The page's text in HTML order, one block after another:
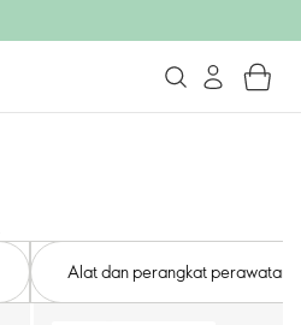
Alat dan perangkat perawatan